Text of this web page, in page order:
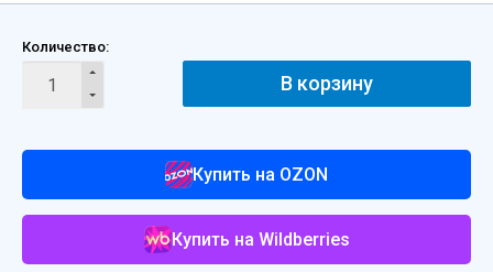
Количество:
В корзину
Купить на OZON
Купить на Wildberries